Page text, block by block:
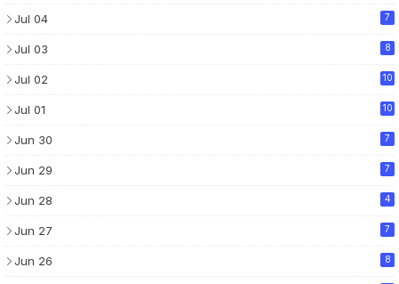
Jul 04 7
Jul 03 8
Jul 02 10
Jul 01 10
Jun 30 7
Jun 29 7
Jun 28 4
Jun 27 7
Jun 26 8